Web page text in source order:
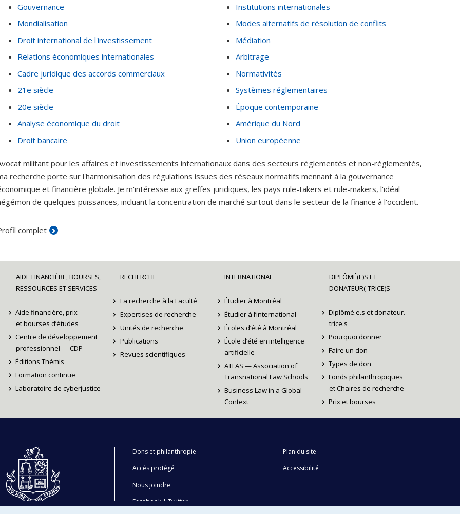
Gouvernance
Mondialisation
Droit international de l'investissement
Relations économiques internationales
Cadre juridique des accords commerciaux
21e siècle
20e siècle
Analyse économique du droit
Droit bancaire
Institutions internationales
Modes alternatifs de résolution de conflits
Médiation
Arbitrage
Normativités
Systèmes réglementaires
Époque contemporaine
Amérique du Nord
Union européenne
militant pour les affaires et investissements internationaux dans des secteurs réglementés et non-réglementés,
recherche porte sur l'harmonisation des régulations issues des réseaux normatifs mennant à la gouvernance
et financière globale. Je m'intéresse aux greffes juridiques, les pays rule-takers et rule-makers, l'idéal
de quelques puissances, incluant la concentration de marché surtout dans le secteur de la finance à l'occident.
complet
AIDE FINANCIÈRE, BOURSES,
RESSOURCES ET SERVICES
Aide financière, prix
et bourses d’études
Centre de développement
professionnel — CDP
Éditions Thémis
Formation continue
Laboratoire de cyberjustice
RECHERCHE
La recherche à la Faculté
Expertises de recherche
Unités de recherche
Publications
Revues scientifiques
INTERNATIONAL
Étudier à Montréal
Étudier à l’international
Écoles d’été à Montréal
École d’été en intelligence
artificielle
ATLAS — Association of
Transnational Law Schools
Business Law in a Global
Context
DIPLÔMÉ(E)S ET
DONATEUR(-TRICE)S
Diplômé.e.s et donateur.-
trice.s
Pourquoi donner
Faire un don
Types de don
Fonds philanthropiques
et Chaires de recherche
Prix et bourses
Dons et philanthropie
Accès protégé
Nous joindre
Facebook |Twitter
Plan du site
Accessibilité